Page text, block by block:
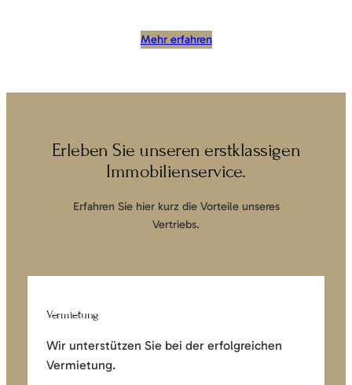
Mehr erfahren
Erleben Sie unseren erstklassigen
Immobilienservice.
Erfahren Sie hier kurz die Vorteile unseres
Vertriebs.
Vermietung
Wir unterstützen Sie bei der erfolgreichen
Vermietung.